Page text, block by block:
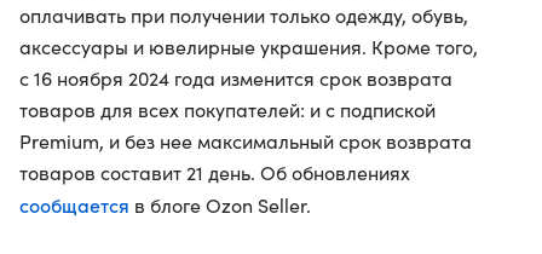
оплачивать при получении только одежду, обувь,
аксессуары и ювелирные украшения. Кроме того,
с 16 ноября 2024 года изменится срок возврата
товаров для всех покупателей: и с подпиской
Premium, и без нее максимальный срок возврата
товаров составит 21 день. Об обновлениях
сообщается в блоге Ozon Seller.